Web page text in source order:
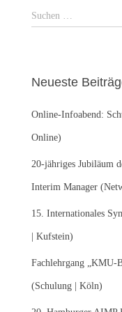
S
u
n
a
c
:
Suchen …
Neueste
Online-Infoabend:
Online)
20-jähriges Jubiläum
Interim Manager
15. Internationales
| Kufstein)
Fachlehrgang „KMU-
(Schulung | Köln)